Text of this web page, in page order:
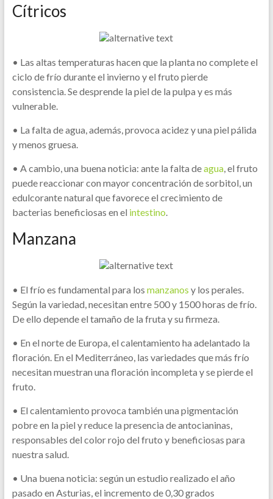
Cítricos
• Las altas temperaturas hacen que la planta no complete el
ciclo de frío durante el invierno y el fruto pierde
consistencia. Se desprende la piel de la pulpa y es más
vulnerable.
• La falta de agua, además, provoca acidez y una piel pálida
y menos gruesa.
• A cambio, una buena noticia: ante la falta deagua, el fruto
puede reaccionar con mayor concentración de sorbitol, un
edulcorante natural que favorece el crecimiento de
bacterias beneficiosas en el intestino
Manzana
• El frío es fundamental para los manzanos y los perales.
Según la variedad, necesitan entre 500 y 1500 horas de frío.
De ello depende el tamaño de la fruta y su firmeza.
• En el norte de Europa, el calentamiento ha adelantado la
floración. En el Mediterráneo, las variedades que más frío
necesitan muestran una floración incompleta y se pierde el
fruto.
• El calentamiento provoca también una pigmentación
pobre en la piel y reduce la presencia de antocianinas,
responsables del color rojo del fruto y beneficiosas para
nuestra salud.
• Una buena noticia: según un estudio realizado el año
pasado en Asturias, el incremento de 0,30 grados